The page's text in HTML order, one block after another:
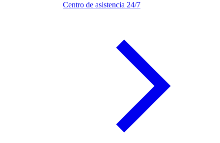
Centro de asistencia 24/7